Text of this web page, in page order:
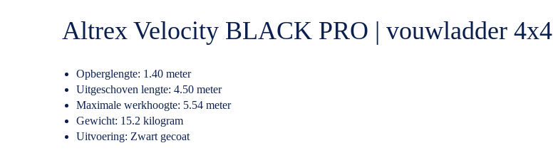
Altrex Velocity BLACK PRO | vouwladder 4x4
Opberglengte: 1.40 meter
Uitgeschoven lengte: 4.50 meter
Maximale werkhoogte: 5.54 meter
Gewicht: 15.2 kilogram
Uitvoering: Zwart gecoat